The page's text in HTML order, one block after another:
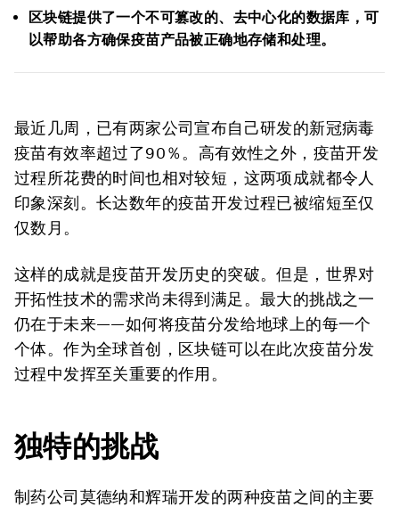
区块链提供了一个不可篡改的、去中心化的数据库，可
以帮助各方确保疫苗产品被正确地存储和处理。
最近几周，已有两家公司宣布自己研发的新冠病毒
疫苗有效率超过了90％。高有效性之外，疫苗开发
过程所花费的时间也相对较短，这两项成就都令人
印象深刻。长达数年的疫苗开发过程已被缩短至仅
仅数月。
这样的成就是疫苗开发历史的突破。但是，世界对
开拓性技术的需求尚未得到满足。最大的挑战之一
仍在于未来——如何将疫苗分发给地球上的每一个
个体。作为全球首创，区块链可以在此次疫苗分发
过程中发挥至关重要的作用。
独特的挑战
制药公司莫德纳和辉瑞开发的两种疫苗之间的主要